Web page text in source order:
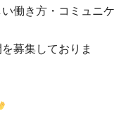
働き方・コミュニケ
募集しておりま